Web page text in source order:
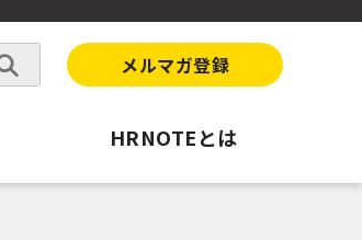
メルマガ登録
HRNOTEとは